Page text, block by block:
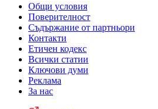
Общи условия
Поверителност
Съдържание от партньори
Контакти
Етичен кодекс
Всички статии
Ключови думи
Реклама
За нас